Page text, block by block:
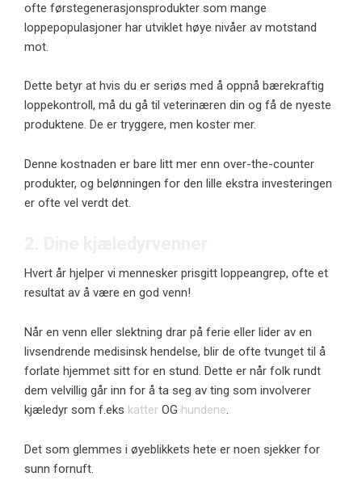
ofte førstegenerasjonsprodukter som mange
loppepopulasjoner har utviklet høye nivåer av motstand
mot.
Dette betyr at hvis du er seriøs med å oppnå bærekraftig
loppekontroll, må du gå til veterinæren din og få de nyeste
produktene. De er tryggere, men koster mer.
Denne kostnaden er bare litt mer enn over-the-counter
produkter, og belønningen for den lille ekstra investeringen
er ofte vel verdt det.
Hvert år hjelper vi mennesker prisgitt loppeangrep, ofte et
resultat av å være en god venn!
Når en venn eller slektning drar på ferie eller lider av en
livsendrende medisinsk hendelse, blir de ofte tvunget til å
forlate hjemmet sitt for en stund. Dette er når folk rundt
dem velvillig går inn for å ta seg av ting som involverer
kjæledyr som f.eks katter OG hundene.
Det som glemmes i øyeblikkets hete er noen sjekker for
sunn fornuft.